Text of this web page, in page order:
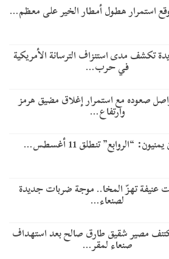
استمرار هطول أمطار الخير على معظم…
تكشف مدى استنزاف الترسانة الأمريكية
في حرب…
صعوده مع استمرار إغلاق مضيق هرمز
وارتفاع…
“الروابع” تنطلق 11 أغسطس…
عنيفة تهزّ المخا.. موجة ضربات جديدة
لصنعاء…
مصير شقيق طارق صالح بعد استهداف
صنعاء لمقر…